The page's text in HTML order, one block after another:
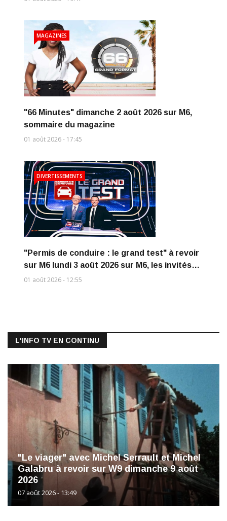
"66 Minutes" dimanche 2 août 2026 sur M6,
sommaire du magazine
01 août 2026 - 17:45
MAGAZINES
"Permis de conduire : le grand test" à revoir
sur M6 lundi 3 août 2026 sur M6, les invités…
01 août 2026 - 12:55
DIVERTISSEMENTS
L'INFO TV EN CONTINU
"Le viager" avec Michel Serrault et Michel
Galabru à revoir sur W9 dimanche 9 août
2026
07 août 2026 - 13:49